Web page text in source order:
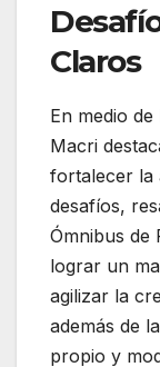
Claros
En medio
Macri
fortalecer la
desafíos,
Ómnibus de
lograr un
agilizar la
además de
propio y